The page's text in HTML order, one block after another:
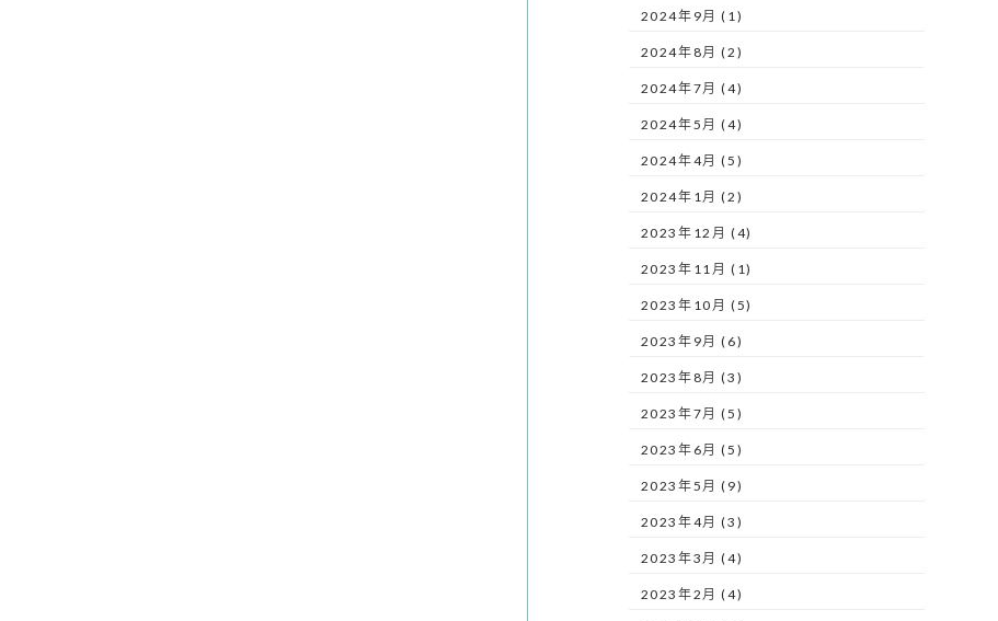
2024年9月 (1)
2024年8月 (2)
2024年7月 (4)
2024年5月 (4)
2024年4月 (5)
2024年1月 (2)
2023年12月 (4)
2023年11月 (1)
2023年10月 (5)
2023年9月 (6)
2023年8月 (3)
2023年7月 (5)
2023年6月 (5)
2023年5月 (9)
2023年4月 (3)
2023年3月 (4)
2023年2月 (4)